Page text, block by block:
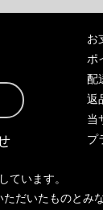
お
ポ
配
返
当
プ
お
ています。
だいたものとみな